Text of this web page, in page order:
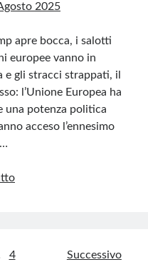
2025
apre bocca, i salotti
europee vanno in
gli stracci strappati, il
l’Unione Europea ha
una potenza politica
acceso l’ennesimo
Dazi,
europeo
4 Successivo